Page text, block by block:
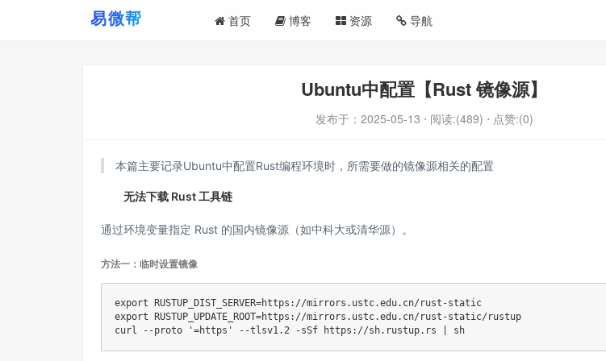
首页 博客 资源 导航
Ubuntu中配置【Rust 镜像源】
发布于： 2025-05-13 ⋅ 阅读:(489) ⋅ 点赞:(0)
本篇主要记录Ubuntu中配置Rust编程环境时，所需要做的镜像源相关的配置
无法下载 Rust 工具链
通过环境变量指定 Rust 的国内镜像源（如中科大或清华源）。
方法一：临时设置镜像
export RUSTUP_DIST_SERVER=
export
RUSTUP_UPDATE_ROOT=
curl --proto '=https' --tlsv1.2 -sSf https://sh.rustup.rs sh